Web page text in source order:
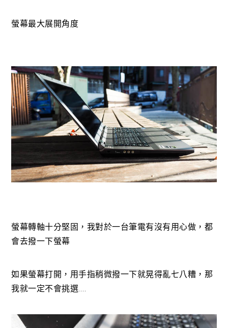
螢幕最大展開角度
螢幕轉軸十分堅固，我對於一台筆電有沒有用心做，都
會去撥一下螢幕
如果螢幕打開，用手指稍微撥一下就晃得亂七八糟，那
我就一定不會挑選….